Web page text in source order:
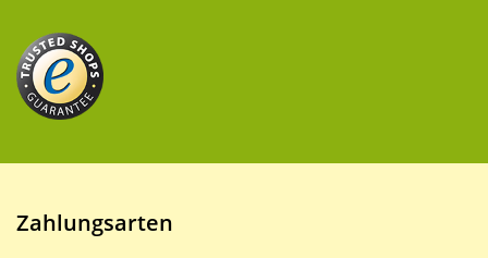
Zahlungsarten